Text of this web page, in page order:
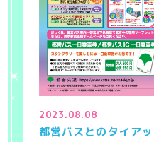
2023.08.08
都営バスとのタイア